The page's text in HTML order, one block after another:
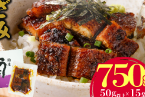
として、福岡と
ています。
【お申込みとお
・福智町外にお
を凝縮したお礼